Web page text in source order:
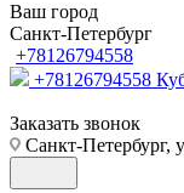
Ваш город
Санкт-Петербург
+78126794558
+78126794558
Заказать звонок
Санкт-Петербург,